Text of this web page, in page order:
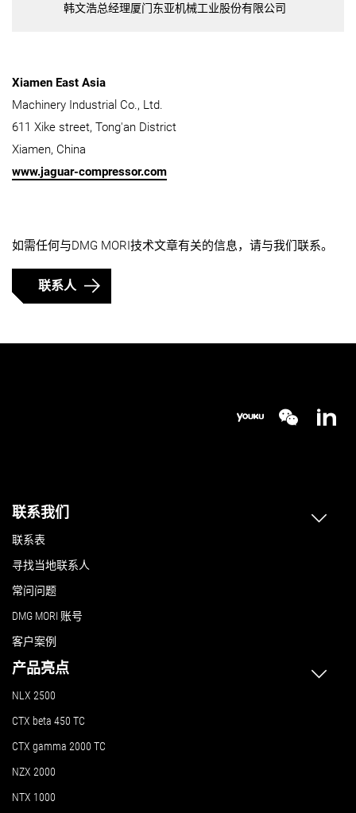
韩文浩总经理厦门东亚机械工业股份有限公司
Xiamen East Asia
Machinery Industrial Co., Ltd.
611 Xike street, Tong'an District
Xiamen, China
www.jaguar-compressor.com
如需任何与DMG MORI技术文章有关的信息，请与我们联系。
联系人
联系我们
联系表
寻找当地联系人
常问问题
DMG MORI 账号
客户案例
产品亮点
NLX 2500
CTX beta 450 TC
CTX gamma 2000 TC
NZX 2000
NTX 1000